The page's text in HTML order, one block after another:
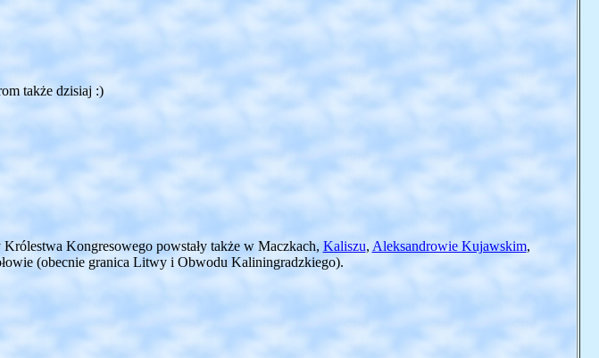
także dzisiaj :)
Kongresowego powstały także w Maczkach, Kaliszu, Aleksandrowie Kujawskim,
(obecnie granica Litwy i Obwodu Kaliningradzkiego).